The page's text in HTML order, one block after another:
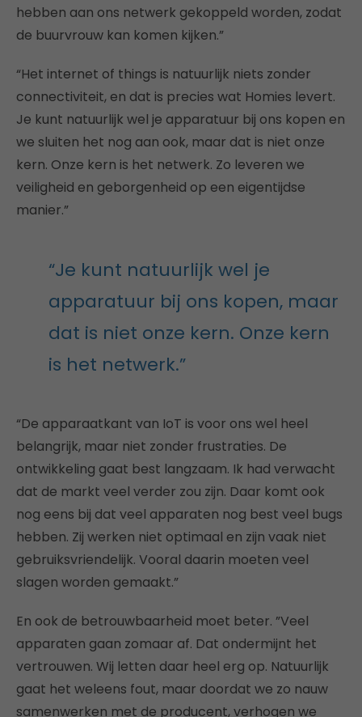
hebben aan ons netwerk gekoppeld worden, zodat
de buurvrouw kan komen kijken.”
“Het internet of things is natuurlijk niets zonder
connectiviteit, en dat is precies wat Homies levert.
Je kunt natuurlijk wel je apparatuur bij ons kopen en
we sluiten het nog aan ook, maar dat is niet onze
kern. Onze kern is het netwerk. Zo leveren we
veiligheid en geborgenheid op een eigentijdse
manier.”
“Je kunt natuurlijk wel je
apparatuur bij ons kopen, maar
dat is niet onze kern. Onze kern
is het netwerk.”
“De apparaatkant van IoT is voor ons wel heel
belangrijk, maar niet zonder frustraties. De
ontwikkeling gaat best langzaam. Ik had verwacht
dat de markt veel verder zou zijn. Daar komt ook
nog eens bij dat veel apparaten nog best veel bugs
hebben. Zij werken niet optimaal en zijn vaak niet
gebruiksvriendelijk. Vooral daarin moeten veel
slagen worden gemaakt.”
En ook de betrouwbaarheid moet beter. ”Veel
apparaten gaan zomaar af. Dat ondermijnt het
vertrouwen. Wij letten daar heel erg op. Natuurlijk
gaat het weleens fout, maar doordat we zo nauw
samenwerken met de producent, verhogen we